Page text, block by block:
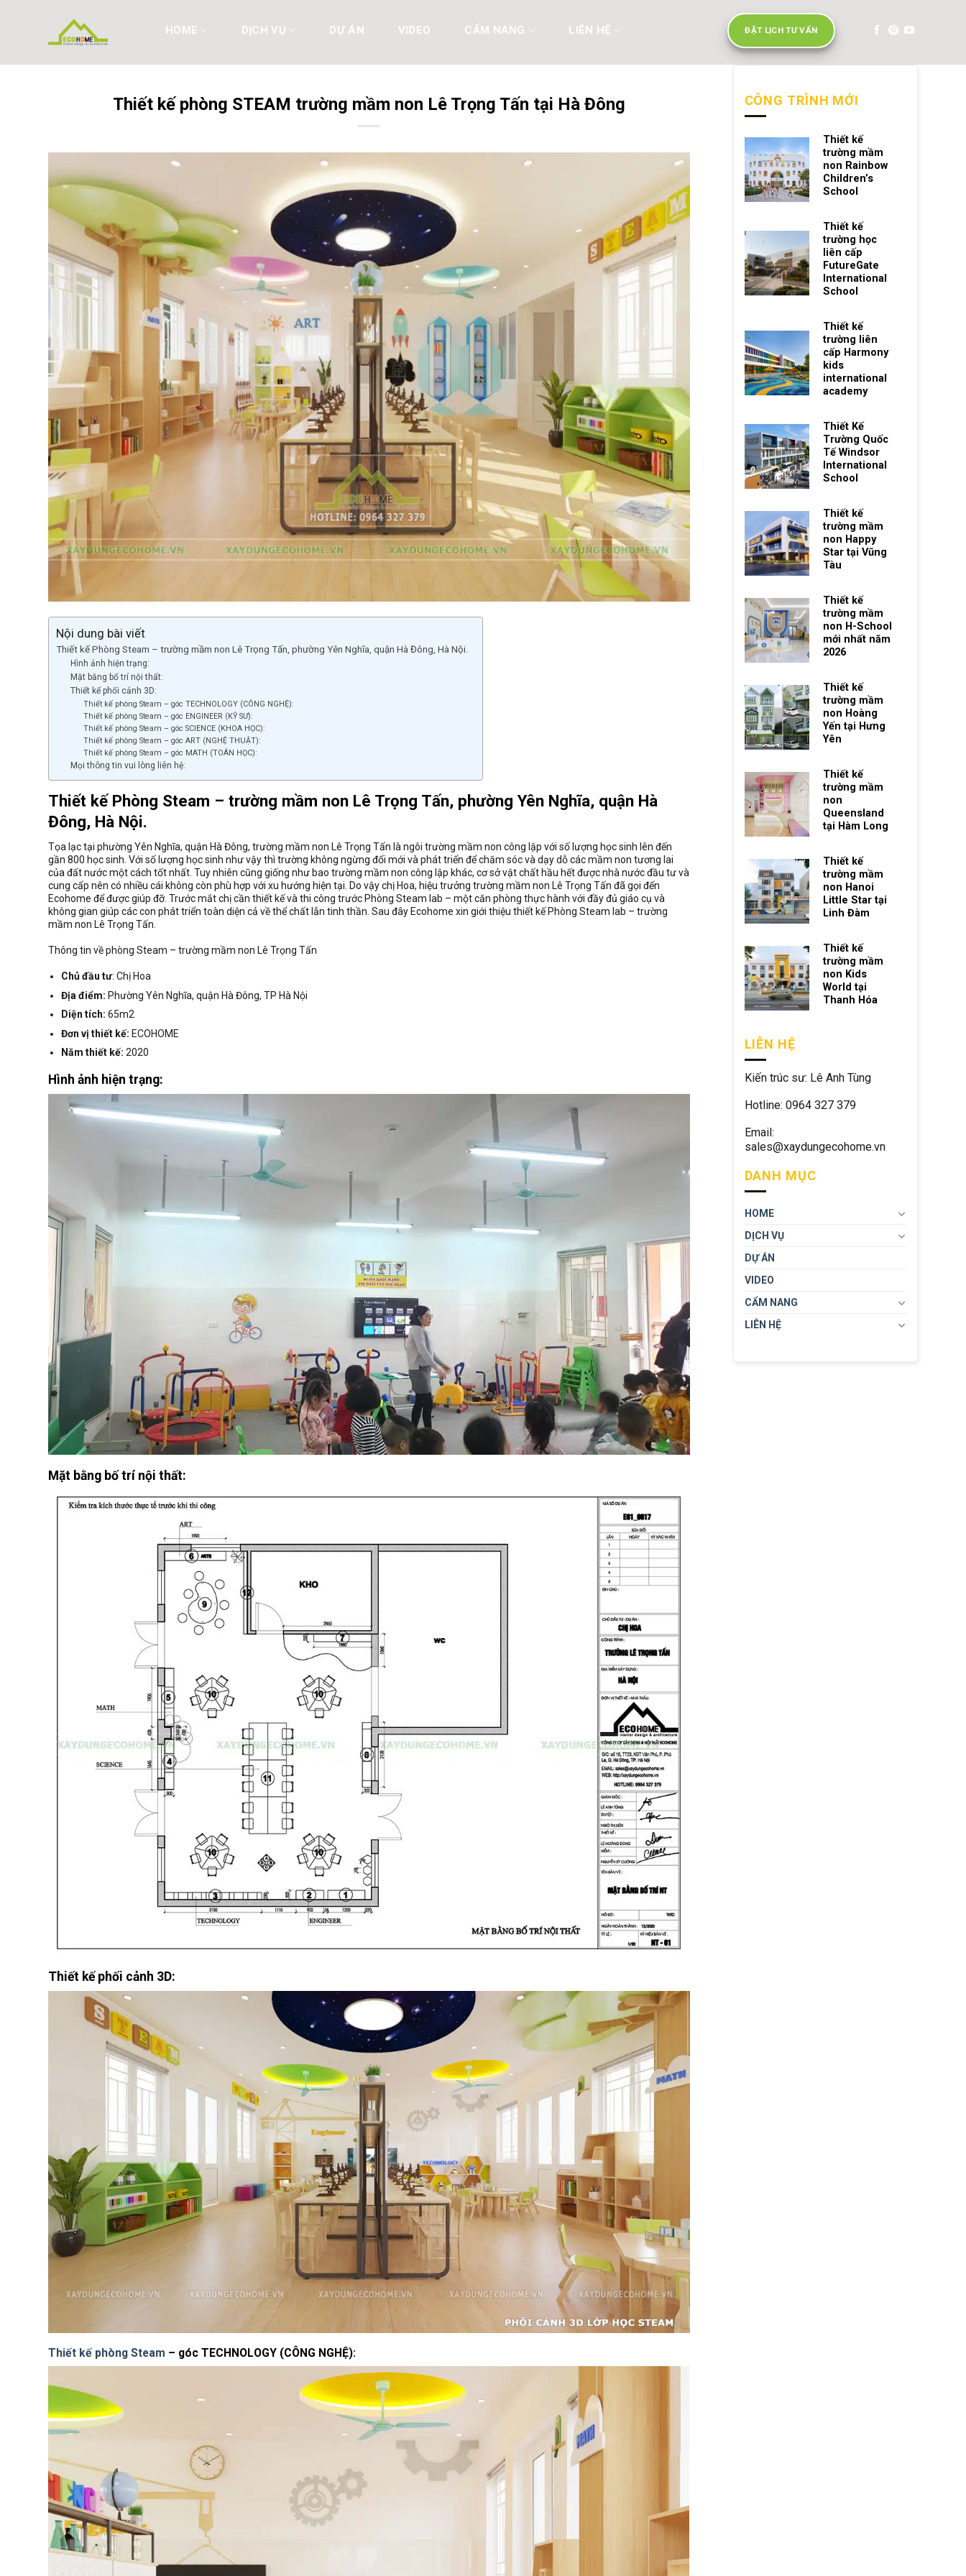
HOME DỊCH VỤ DỰ ÁN VIDEO CẨM NANG LIÊN HỆ ĐẶT LỊCH TƯ VẤN
Thiết kế phòng STEAM trường mầm non Lê Trọng Tấn tại Hà Đông
Nội dung bài viết
Thiết kế Phòng Steam – trường mầm non Lê Trọng Tấn, phường Yên Nghĩa, quận Hà Đông, Hà Nội.
Hình ảnh hiện trạng:
Mặt bằng bố trí nội thất:
Thiết kế phối cảnh 3D:
Thiết kế phòng Steam – góc TECHNOLOGY (CÔNG NGHỆ):
Thiết kế phòng Steam – góc ENGINEER (KỸ SƯ):
Thiết kế phòng Steam – góc SCIENCE (KHOA HỌC):
Thiết kế phòng Steam – góc ART (NGHỆ THUẬT):
Thiết kế phòng Steam – góc MATH (TOÁN HỌC):
Mọi thông tin vui lòng liên hệ:
Thiết kế Phòng Steam – trường mầm non Lê Trọng Tấn, phường Yên Nghĩa, quận Hà
Đông, Hà Nội.
Tọa lạc tại phường Yên Nghĩa, quận Hà Đông, trường mầm non Lê Trọng Tấn là ngôi trường mầm non công lập với số lượng học sinh lên đến
gần 800 học sinh. Với số lượng học sinh như vậy thì trường không ngừng đổi mới và phát triển để chăm sóc và dạy dỗ các mầm non tương lai
của đất nước một cách tốt nhất. Tuy nhiên cũng giống như bao trường mầm non công lập khác, cơ sở vật chất hầu hết được nhà nước đầu tư và
cung cấp nên có nhiều cái không còn phù hợp với xu hướng hiện tại. Do vậy chị Hoa, hiệu trưởng trường mầm non Lê Trọng Tấn đã gọi đến
Ecohome để được giúp đỡ. Trước mắt chị cần thiết kế và thi công trước Phòng Steam lab – một căn phòng thực hành với đầy đủ giáo cụ và
không gian giúp các con phát triển toàn diện cả về thể chất lẫn tinh thần. Sau đây Ecohome xin giới thiệu thiết kế Phòng Steam lab – trường
mầm non Lê Trọng Tấn.
Thông tin về phòng Steam – trường mầm non Lê Trọng Tấn
Chủ đầu tư: Chị Hoa
Địa điểm: Phường Yên Nghĩa, quận Hà Đông, TP Hà Nội
Diện tích: 65m2
Đơn vị thiết kế: ECOHOME
Năm thiết kế: 2020
Hình ảnh hiện trạng:
Mặt bằng bố trí nội thất:
Thiết kế phối cảnh 3D:
Thiết kế phòng Steam – góc TECHNOLOGY (CÔNG NGHỆ):
CÔNG TRÌNH MỚI
Thiết kế
trường mầm
non Rainbow
Children’s
School
Thiết kế
trường học
liên cấp
FutureGate
International
School
Thiết kế
trường liên
cấp Harmony
kids
international
academy
Thiết Kế
Trường Quốc
Tế Windsor
International
School
Thiết kế
trường mầm
non Happy
Star tại Vũng
Tàu
Thiết kế
trường mầm
non H-School
mới nhất năm
2026
Thiết kế
trường mầm
non Hoàng
Yến tại Hưng
Yên
Thiết kế
trường mầm
non
Queensland
tại Hàm Long
Thiết kế
trường mầm
non Hanoi
Little Star tại
Linh Đàm
Thiết kế
trường mầm
non Kids
World tại
Thanh Hóa
LIÊN HỆ
Kiến trúc sư: Lê Anh Tùng
Hotline: 0964 327 379
Email:
sales@xaydungecohome.vn
DANH MỤC
HOME
DỊCH VỤ
DỰ ÁN
VIDEO
CẨM NANG
LIÊN HỆ